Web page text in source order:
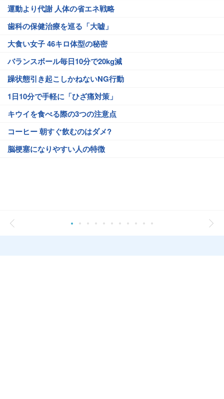
運動より代謝 人体の省エネ戦略
歯科の保健治療を巡る「大嘘」
大食い女子 46キロ体型の秘密
バランスボール毎日10分で20kg減
躁状態引き起こしかねないNG行動
1日10分で手軽に「ひざ痛対策」
キウイを食べる際の3つの注意点
コーヒー 朝すぐ飲むのはダメ?
脳梗塞になりやすい人の特徴